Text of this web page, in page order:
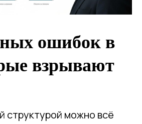
ошибок в
взрывают
структурой можно всё